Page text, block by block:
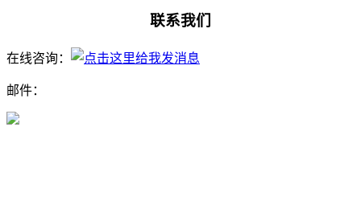
联系我们
在线咨询：
邮件：